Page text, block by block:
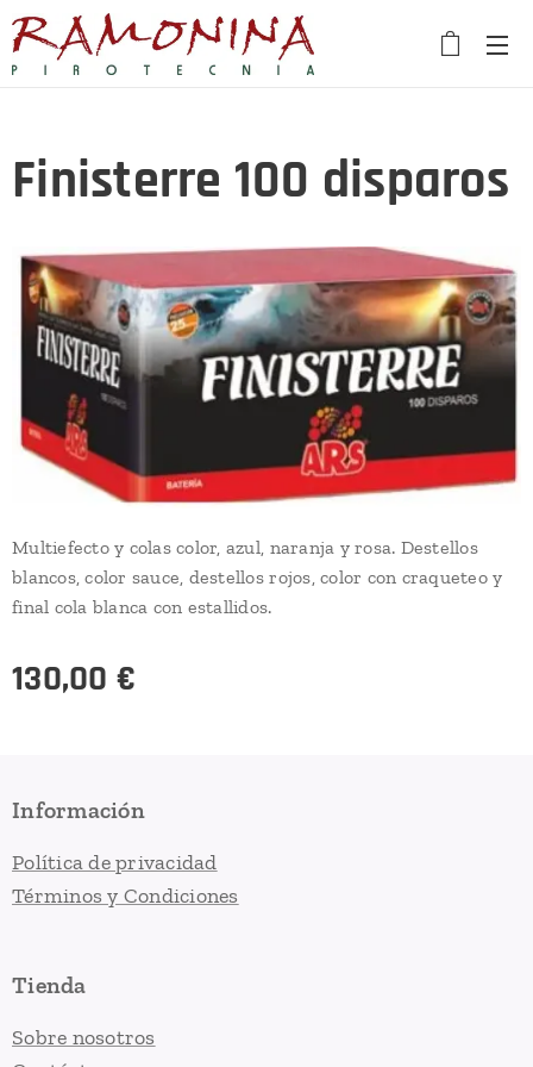
Finisterre 100 disparos
Multiefecto y colas color, azul, naranja y rosa. Destellos
blancos, color sauce, destellos rojos, color con craqueteo y
final cola blanca con estallidos.
130,00 €
Información
Política de privacidad
Términos y Condiciones
Tienda
Sobre nosotros